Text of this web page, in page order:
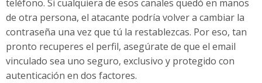
teléfono. Si cualquiera de esos canales quedó en manos
de otra persona, el atacante podría volver a cambiar la
contraseña una vez que tú la restablezcas. Por eso, tan
pronto recuperes el perfil, asegúrate de que el email
vinculado sea uno seguro, exclusivo y protegido con
autenticación en dos factores.